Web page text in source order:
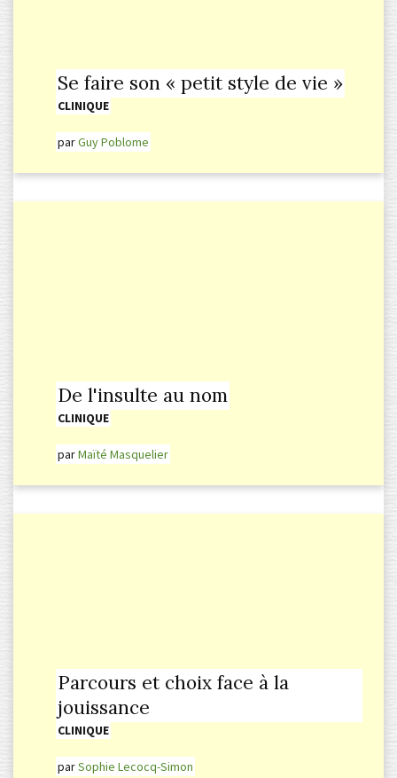
Se faire son « petit style de vie »
CLINIQUE
parGuy Poblome
De l'insulte au nom
CLINIQUE
parMaïté Masquelier
Parcours et choix face à la
jouissance
CLINIQUE
parSophie Lecocq-Simon